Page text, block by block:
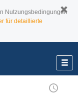
Nutzungsbedingungen
für detaillierte